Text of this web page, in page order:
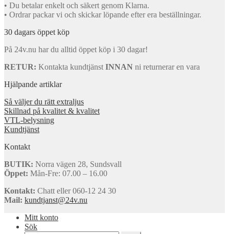
• Du betalar enkelt och säkert genom Klarna.
• Ordrar packar vi och skickar löpande efter era beställningar.
30 dagars öppet köp
På 24v.nu har du alltid öppet köp i 30 dagar!
RETUR: Kontakta kundtjänst INNAN ni returnerar en vara
Hjälpande artiklar
Så väljer du rätt extraljus
Skillnad på kvalitet & kvalitet
VTL-belysning
Kundtjänst
Kontakt
BUTIK: Norra vägen 28, Sundsvall
Öppet: Mån-Fre: 07.00 – 16.00
Kontakt: Chatt eller 060-12 24 30
Mail: kundtjanst@24v.nu
Mitt konto
Sök